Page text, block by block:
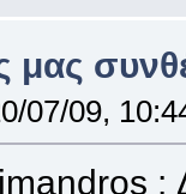
μας
07/09,
: